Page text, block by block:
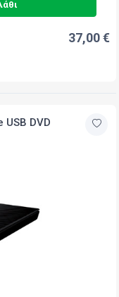
37,00 €
USB DVD